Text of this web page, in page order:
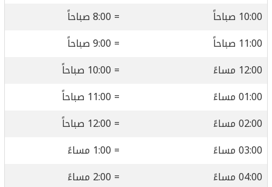
10:00 صباحاً
= 8:00 صباحاً
11:00 صباحاً
= 9:00 صباحاً
12:00 مساءً
= 10:00 صباحاً
01:00 مساءً
= 11:00 صباحاً
02:00 مساءً
= 12:00 صباحاً
03:00 مساءً
= 1:00 مساءً
04:00 مساءً
= 2:00 مساءً